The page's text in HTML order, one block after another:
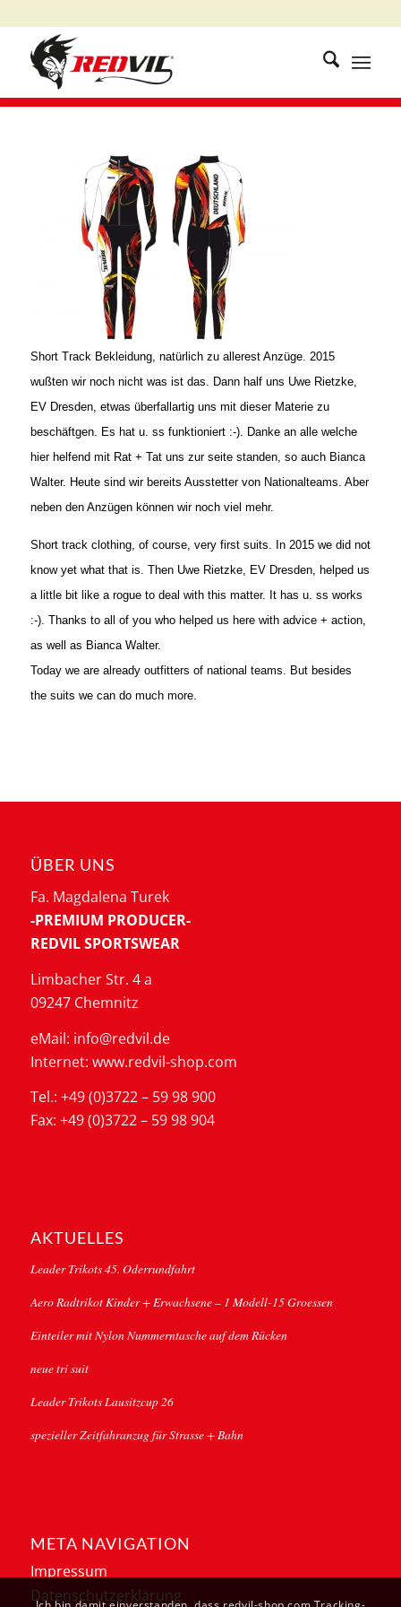
Short Track Bekleidung, natürlich zu allerest Anzüge. 2015
wußten wir noch nicht was ist das. Dann half uns Uwe Rietzke,
EV Dresden, etwas überfallartig uns mit dieser Materie zu
beschäftgen. Es hat u. ss funktioniert :-). Danke an alle welche
hier helfend mit Rat + Tat uns zur seite standen, so auch Bianca
Walter. Heute sind wir bereits Ausstetter von Nationalteams. Aber
neben den Anzügen können wir noch viel mehr.
Short track clothing, of course, very first suits. In 2015 we did not
know yet what that is. Then Uwe Rietzke, EV Dresden, helped us
a little bit like a rogue to deal with this matter. It has u. ss works
:-). Thanks to all of you who helped us here with advice + action,
as well as Bianca Walter.
Today we are already outfitters of national teams. But besides
the suits we can do much more.
ÜBER UNS
Fa. Magdalena Turek
-PREMIUM PRODUCER-
REDVIL SPORTSWEAR
Limbacher Str. 4 a
09247 Chemnitz
eMail: info@redvil.de
Internet: www.redvil-shop.com
Tel.: +49 (0)3722 – 59 98 900
Fax: +49 (0)3722 – 59 98 904
AKTUELLES
Leader Trikots 45. Oderrundfahrt
Aero Radtrikot Kinder + Erwachsene – 1 Modell-15 Groessen
Einteiler mit Nylon Nummerntasche auf dem Rücken
neue tri suit
Leader Trikots Lausitzcup 26
spezieller Zeitfahranzug für Strasse + Bahn
META NAVIGATION
Impressum
Datenschutzerklärung